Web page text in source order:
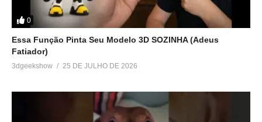
0
Essa Função Pinta Seu Modelo 3D SOZINHA (Adeus
Fatiador)
3dgeekshow 25 DE JULHO DE 2026